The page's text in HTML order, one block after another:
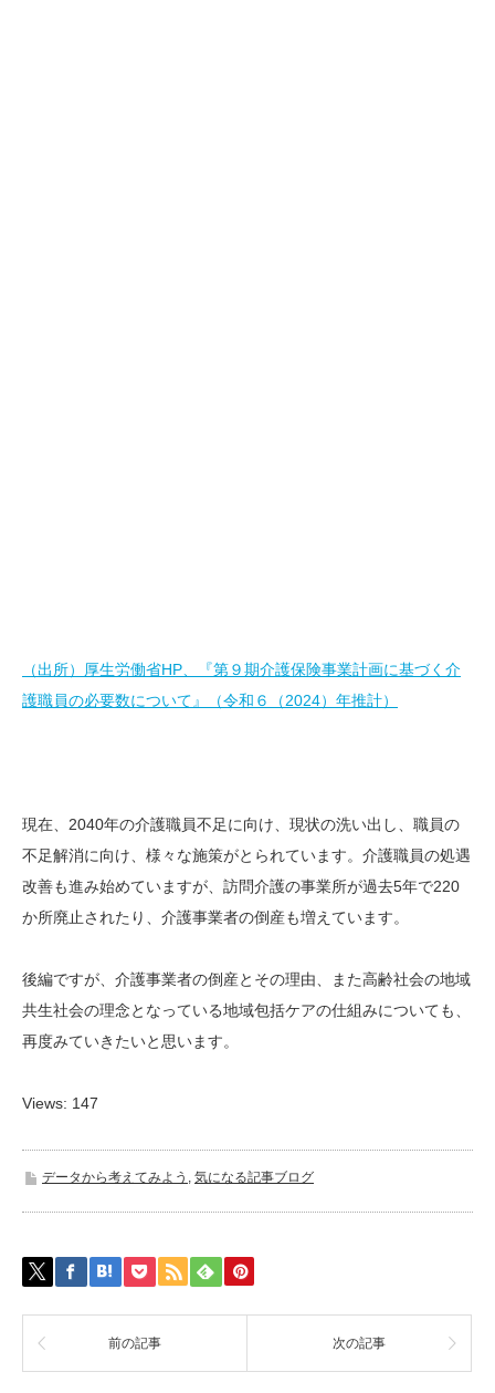
（出所）厚生労働省HP、『第９期介護保険事業計画に基づく介
護職員の必要数について』（令和６（2024）年推計）
現在、2040年の介護職員不足に向け、現状の洗い出し、職員の
不足解消に向け、様々な施策がとられています。介護職員の処遇
改善も進み始めていますが、訪問介護の事業所が過去5年で220
か所廃止されたり、介護事業者の倒産も増えています。
後編ですが、介護事業者の倒産とその理由、また高齢社会の地域
共生社会の理念となっている地域包括ケアの仕組みについても、
再度みていきたいと思います。
Views: 147
データから考えてみよう , 気になる記事ブログ
前の記事 次の記事